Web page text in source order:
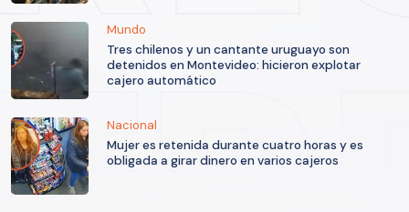
Mundo
Tres chilenos y un cantante uruguayo son
detenidos en Montevideo: hicieron explotar
cajero automático
Nacional
Mujer es retenida durante cuatro horas y es
obligada a girar dinero en varios cajeros